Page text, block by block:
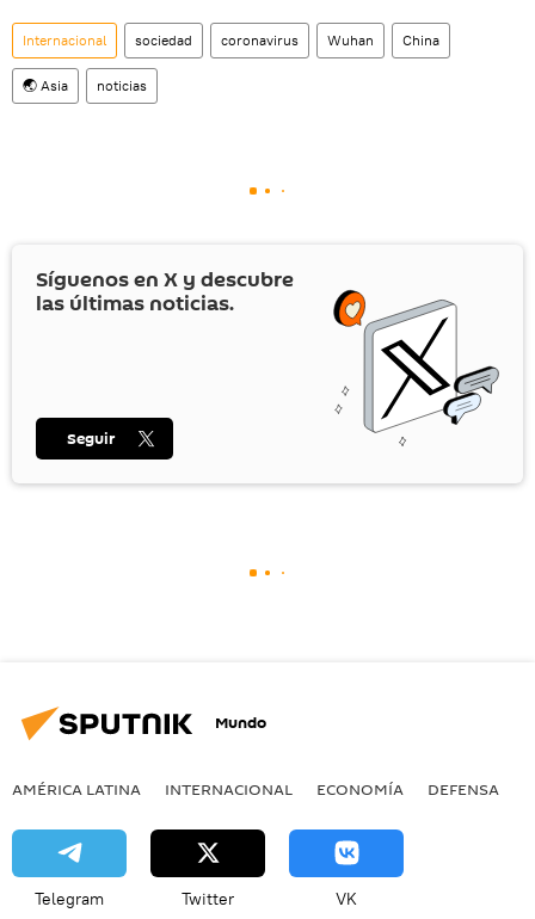
Internacional sociedad coronavirus Wuhan China
🌏 Asia noticias
Síguenos en X y descubre
las últimas noticias.
Seguir
Mundo
AMÉRICA LATINA INTERNACIONAL ECONOMÍA DEFENSA
Telegram Twitter VK